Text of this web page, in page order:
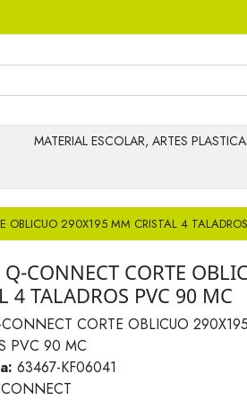
MATERIAL ESCOLAR, ARTES
OBLICUO 290X195 MM CRISTAL 4
CONNECT CORTE
4 TALADROS PVC 90 MC
CORTE OBLICUO
PVC 90 MC
63467-KF06041